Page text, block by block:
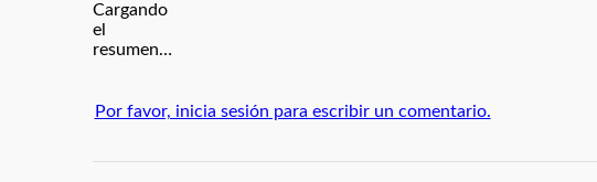
Cargando
el
resumen…
Por favor, inicia sesión para escribir un comentario.